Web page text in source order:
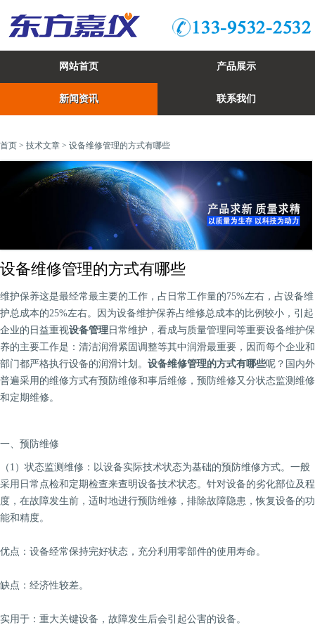
网站首页 产品展示
新闻资讯 联系我们
首页 > 技术文章 > 设备维修管理的方式有哪些
设备维修管理的方式有哪些
维护保养这是最经常最主要的工作，占日常工作量的75%左右，占设备维
护总成本的25%左右。因为设备维护保养占维修总成本的比例较小，引起
企业的日益重视设备管理日常维护，看成与质量管理同等重要设备维护保
养的主要工作是：清洁润滑紧固调整等其中润滑最重要，因而每个企业和
部门都严格执行设备的润滑计划。 设备维修管理的方式有哪些呢？国内外
普遍采用的维修方式有预防维修和事后维修，预防维修又分状态监测维修
和定期维修。
一、预防维修
（1）状态监测维修：以设备实际技术状态为基础的预防维修方式。一般
采用日常点检和定期检查来查明设备技术状态。针对设备的劣化部位及程
度，在故障发生前，适时地进行预防维修，排除故障隐患，恢复设备的功
能和精度。
优点：设备经常保持完好状态，充分利用零部件的使用寿命。
缺点：经济性较差。
实用于：重大关键设备，故障发生后会引起公害的设备。